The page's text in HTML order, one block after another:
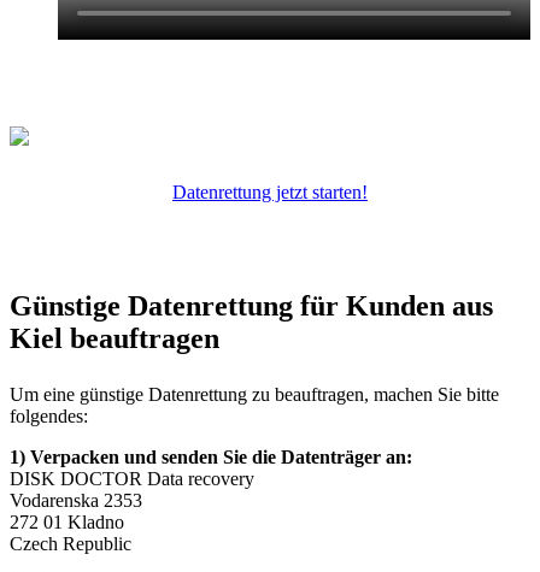
Datenrettung jetzt starten!
Günstige Datenrettung für Kunden aus
Kiel beauftragen
Um eine günstige Datenrettung zu beauftragen, machen Sie bitte
folgendes:
1) Verpacken und senden Sie die Datenträger an:
DISK DOCTOR Data recovery
Vodarenska 2353
272 01 Kladno
Czech Republic